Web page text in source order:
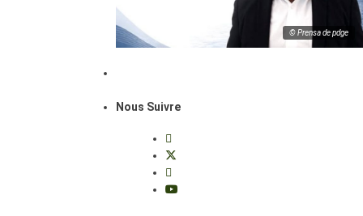
© Prensa de pdge
Nous Suivre